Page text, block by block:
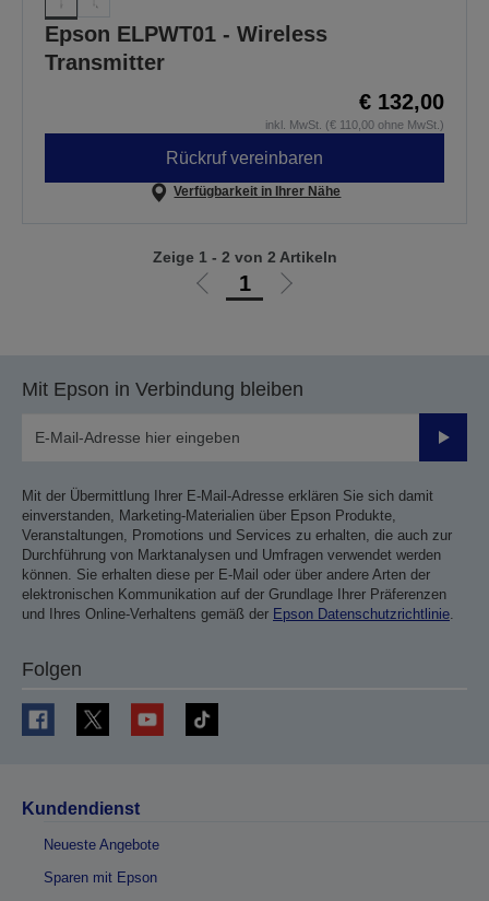
Epson ELPWT01 - Wireless
Transmitter
€ 132,00
inkl. MwSt. (€ 110,00 ohne MwSt.)
Rückruf vereinbaren
Verfügbarkeit in Ihrer Nähe
Zur 1
Zur
Zeige 1 - 2 von 2 Artikeln
Mit Epson in Verbindung bleiben
Mit der Übermittlung Ihrer E-Mail-Adresse erklären Sie sich damit
einverstanden, Marketing-Materialien über Epson Produkte,
Veranstaltungen, Promotions und Services zu erhalten, die auch zur
Durchführung von Marktanalysen und Umfragen verwendet werden
können. Sie erhalten diese per E-Mail oder über andere Arten der
elektronischen Kommunikation auf der Grundlage Ihrer Präferenzen
und Ihres Online-Verhaltens gemäß der Epson Datenschutzrichtlinie.
Folgen
Kundendienst
Neueste Angebote
Sparen mit Epson